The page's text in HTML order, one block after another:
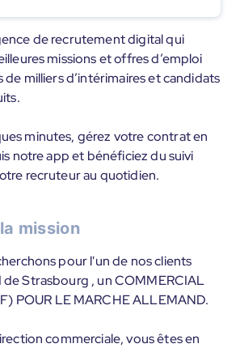
de recrutement digital qui
missions et offres d’emploi
de milliers d’intérimaires et candidats
minutes, gérez votre contrat en
notre app et bénéficiez du suivi
recruteur au quotidien.
mission
pour l'un de nos clients
de Strasbourg , un COMMERCIAL
POUR LE MARCHE ALLEMAND.
commerciale, vous êtes en